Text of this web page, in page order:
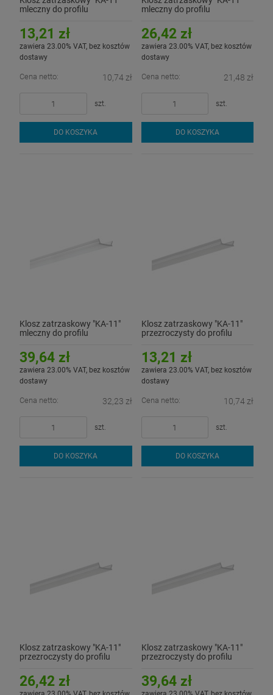
mleczny do profilu
13,21 zł
zawiera 23.00% VAT, bez kosztów
dostawy
Cena netto: 10,74 zł
szt.
DO KOSZYKA
mleczny do profilu
26,42 zł
zawiera 23.00% VAT, bez kosztów
dostawy
Cena netto: 21,48 zł
szt.
DO KOSZYKA
Klosz zatrzaskowy "KA-11"
mleczny do profilu
39,64 zł
zawiera 23.00% VAT, bez kosztów
dostawy
Cena netto: 32,23 zł
szt.
DO KOSZYKA
Klosz zatrzaskowy "KA-11"
przezroczysty do profilu
13,21 zł
zawiera 23.00% VAT, bez kosztów
dostawy
Cena netto: 10,74 zł
szt.
DO KOSZYKA
Klosz zatrzaskowy "KA-11"
przezroczysty do profilu
26,42 zł
Klosz zatrzaskowy "KA-11"
przezroczysty do profilu
39,64 zł